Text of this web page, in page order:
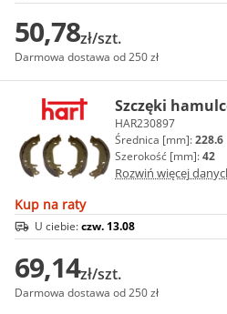
50,78zł/szt.
Darmowa dostawa od 250 zł
Szczęki
HAR230897
Średnica [mm]:228.6
Szerokość [mm]:42
Rozwiń więcej
Kup na raty
U ciebie:czw. 13.08
69,14zł/szt.
Darmowa dostawa od 250 zł